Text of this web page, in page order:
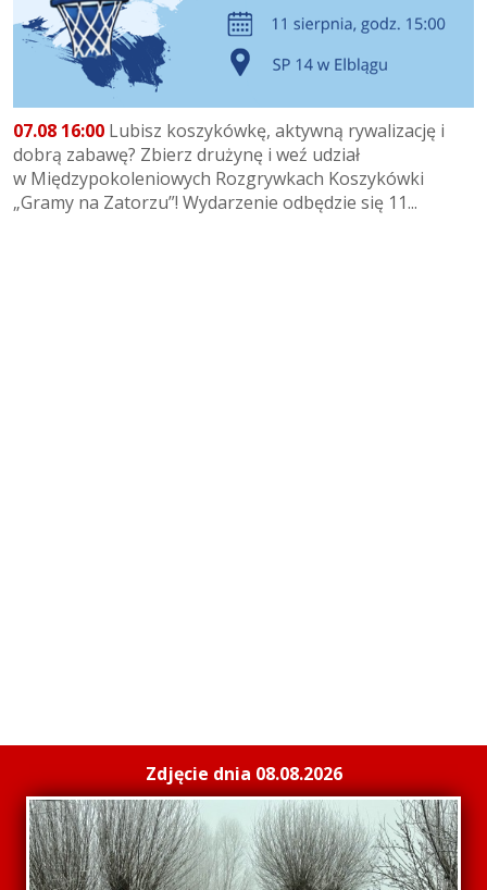
07.08 16:00 Lubisz koszykówkę, aktywną rywalizację i
dobrą zabawę? Zbierz drużynę i weź udział
w Międzypokoleniowych Rozgrywkach Koszykówki
„Gramy na Zatorzu”! Wydarzenie odbędzie się 11...
Zdjęcie dnia 08.08.2026